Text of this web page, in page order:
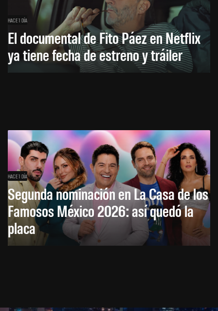
HACE 1 DÍA
El documental de Fito Páez en Netflix
ya tiene fecha de estreno y tráiler
HACE 1 DÍA
Segunda nominación en La Casa de los
Famosos México 2026: así quedó la
placa